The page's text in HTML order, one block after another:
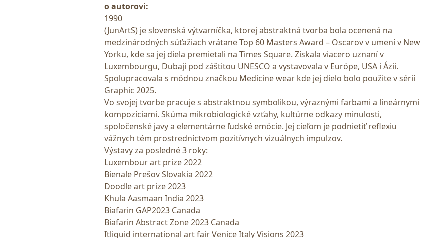
o autorovi:
1990
(JunArtS) je slovenská výtvarníčka, ktorej abstraktná tvorba bola ocenená na
medzinárodných súťažiach vrátane Top 60 Masters Award – Oscarov v umení v New
Yorku, kde sa jej diela premietali na Times Square. Získala viacero uznaní v
Luxembourgu, Dubaji pod záštitou UNESCO a vystavovala v Európe, USA i Ázii.
Spolupracovala s módnou značkou Medicine wear kde jej dielo bolo použite v sérií
Graphic 2025.
Vo svojej tvorbe pracuje s abstraktnou symbolikou, výraznými farbami a lineárnymi
kompozíciami. Skúma mikrobiologické vzťahy, kultúrne odkazy minulosti,
spoločenské javy a elementárne ľudské emócie. Jej cieľom je podnietiť reflexiu
vážnych tém prostredníctvom pozitívnych vizuálnych impulzov.
Výstavy za posledné 3 roky:
Luxembour art prize 2022
Bienale Prešov Slovakia 2022
Doodle art prize 2023
Khula Aasmaan India 2023
Biafarin GAP2023 Canada
Biafarin Abstract Zone 2023 Canada
Itliquid international art fair Venice Italy Visions 2023